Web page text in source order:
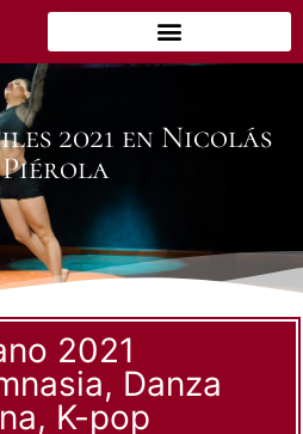
2021 en Nicolás
Piérola
2021
Danza
K-pop